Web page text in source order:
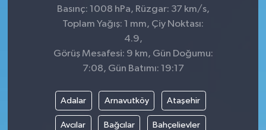
Basınç: 1008 hPa, Rüzgar: 37 km/s,
Toplam Yağış: 1 mm, Çiy Noktası:
4.9,
Görüş Mesafesi: 9 km, Gün Doğumu:
7:08, Gün Batımı: 19:17
Adalar Arnavutköy Ataşehir
Avcılar Bağcılar Bahçelievler